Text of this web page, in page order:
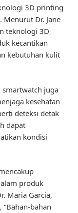
3D printing
Dr. Jane
teknologi 3D
kecantikan
kebutuhan kulit
smartwatch juga
kesehatan
deteksi detak
dapat
kondisi
produk
Maria Garcia,
bahan